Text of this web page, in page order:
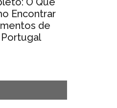
Encontrar
de